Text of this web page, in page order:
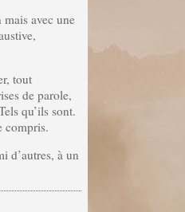
avec une
tout
de parole,
qu’ils sont.
compris.
d’autres, à un